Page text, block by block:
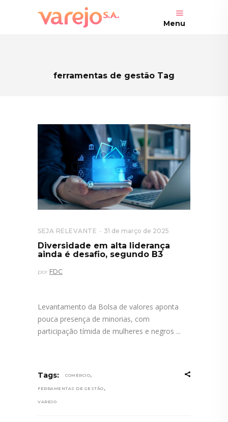
Menu
ferramentas de gestão Tag
SEJA RELEVANTE 31 de março de 2025
Diversidade em alta liderança
ainda é desafio, segundo B3
por FDC
Levantamento da Bolsa de valores aponta
pouca presença de minorias, com
participação tímida de mulheres e negros
Tags: COMÉRCIO,
FERRAMENTAS DE GESTÃO ,
VAREJO